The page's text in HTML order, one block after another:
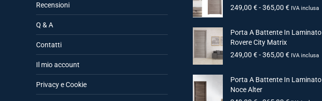
Recensioni
Q & A
Contatti
Il mio account
Privacy e Cookie
249,00 € - 365,00 € IVA inclusa
Porta A Battente In Laminato
Rovere City Matrix
249,00 € - 365,00 € IVA inclusa
Porta A Battente In Laminato
Noce Alter